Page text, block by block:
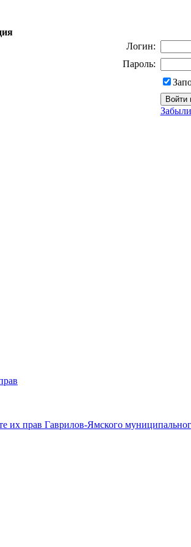
Логин:
Пароль:
их прав Гаврилов-Ямского